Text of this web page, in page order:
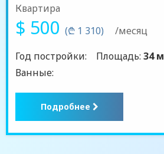
Квартира
$ 500 (₾ 1 310)
/месяц
Год постройки:
Площадь: 34 м
Ванные:
Подробнее